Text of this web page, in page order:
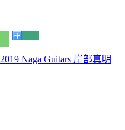
2019 Naga Guitars 岸部真明